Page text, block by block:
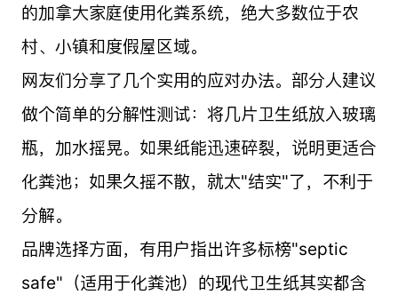
的加拿大家庭使用化粪系统，绝大多数位于农
村、小镇和度假屋区域。
网友们分享了几个实用的应对办法。部分人建议
做个简单的分解性测试：将几片卫生纸放入玻璃
瓶，加水摇晃。如果纸能迅速碎裂，说明更适合
化粪池；如果久摇不散，就太"结实"了，不利于
分解。
品牌选择方面，有用户指出许多标榜"septic
safe"（适用于化粪池）的现代卫生纸其实都含